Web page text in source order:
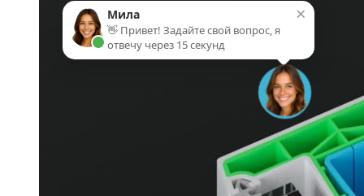
×
Мила
👋 Привет! Задайте свой вопрос, я
отвечу через 15 секунд